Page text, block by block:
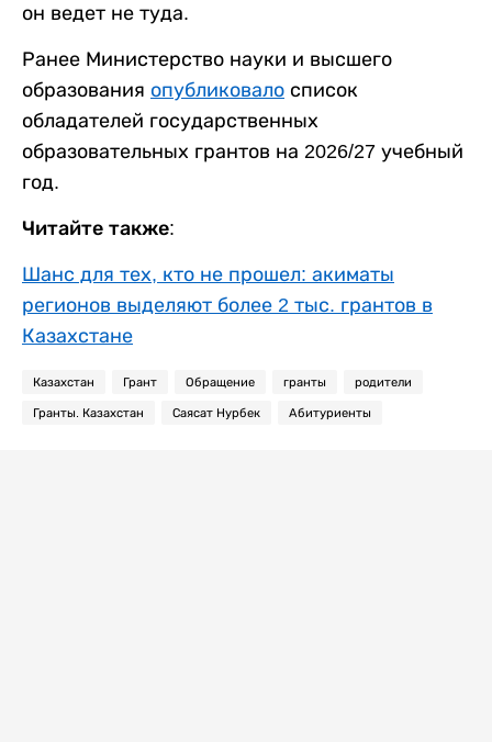
он ведет не туда.
Ранее Министерство науки и высшего
образования опубликовало список
обладателей государственных
образовательных грантов на 2026/27 учебный
год.
Читайте также:
Шанс для тех, кто не прошел: акиматы
регионов выделяют более 2 тыс. грантов в
Казахстане
Казахстан Грант Обращение гранты родители
Гранты. Казахстан Саясат Нурбек Абитуриенты